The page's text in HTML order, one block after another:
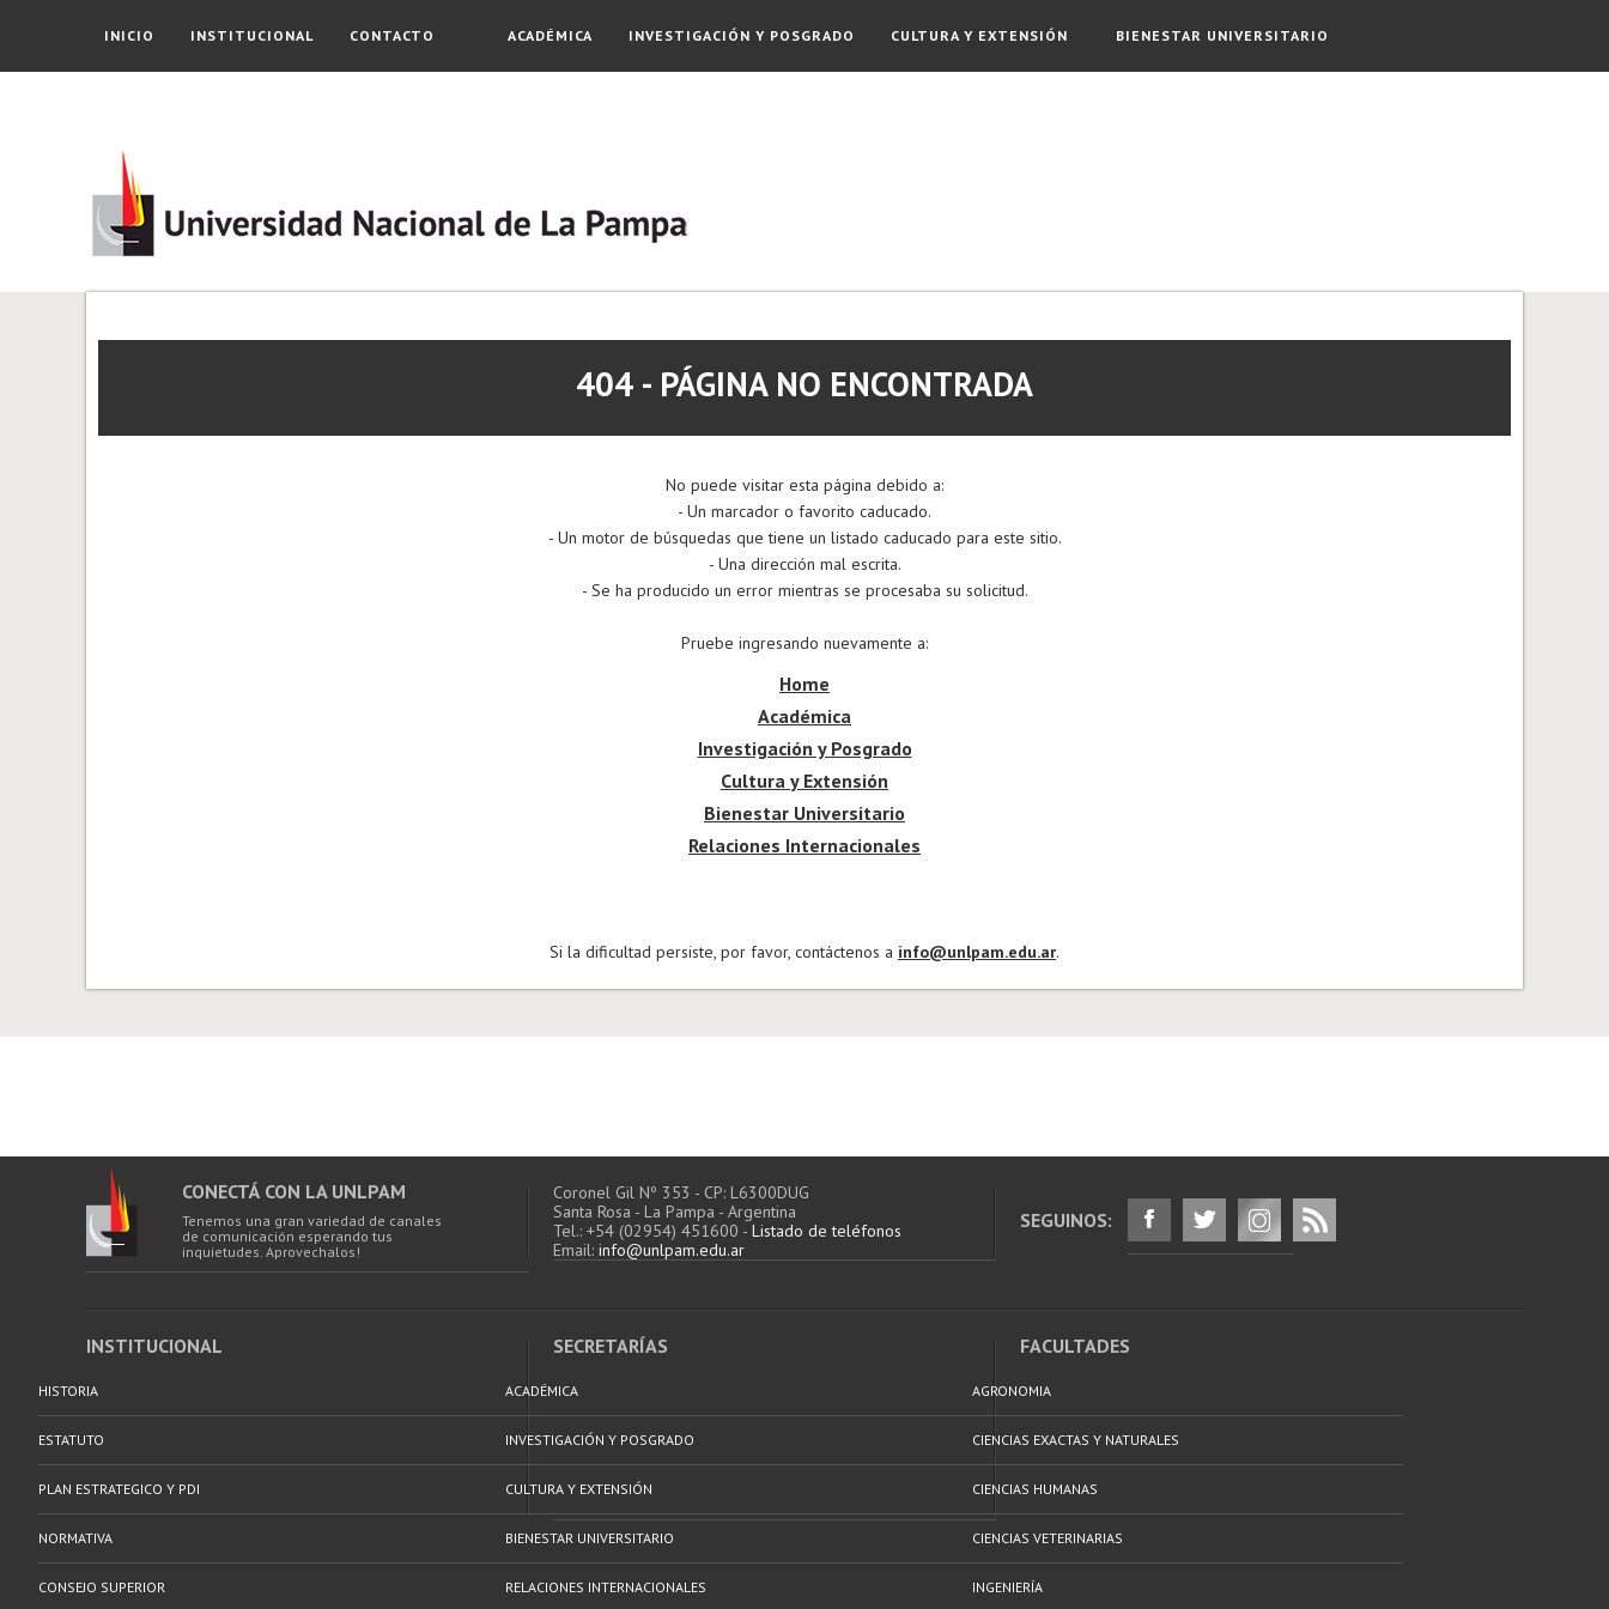
INICIO INSTITUCIONAL CONTACTO ACADÉMICA INVESTIGACIÓN Y POSGRADO CULTURA Y EXTENSIÓN BIENESTAR UNIVERSITARIO
404 - PÁGINA NO ENCONTRADA
No puede visitar esta página debido a:
- Un marcador o favorito caducado.
- Un motor de búsquedas que tiene un listado caducado para este sitio.
- Una dirección mal escrita.
- Se ha producido un error mientras se procesaba su solicitud.
Pruebe ingresando nuevamente a:
Home
Académica
Investigación y Posgrado
Cultura y Extensión
Bienestar Universitario
Relaciones Internacionales
Si la dificultad persiste, por favor, contáctenos a info@unlpam.edu.ar.
CONECTÁ CON LA UNLPAM
Tenemos una gran variedad de canales
de comunicación esperando tus
inquietudes. Aprovechalos!
Coronel Gil Nº 353 - CP: L6300DUG
Santa Rosa - La Pampa - Argentina
Tel.: +54 (02954) 451600 - Listado de teléfonos
Email: info@unlpam.edu.ar
SEGUINOS:
INSTITUCIONAL
HISTORIA
ESTATUTO
PLAN ESTRATEGICO Y PDI
NORMATIVA
CONSEJO SUPERIOR
SECRETARÍAS
ACADÉMICA
INVESTIGACIÓN Y POSGRADO
CULTURA Y EXTENSIÓN
BIENESTAR UNIVERSITARIO
RELACIONES INTERNACIONALES
FACULTADES
AGRONOMIA
CIENCIAS EXACTAS Y NATURALES
CIENCIAS HUMANAS
CIENCIAS VETERINARIAS
INGENIERÍA